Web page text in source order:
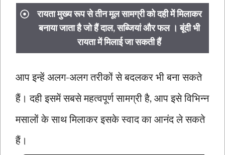
रायता मुख्य रूप से तीन मूल सामग्री को दही में मिलाकर
बनाया जाता है जो हैं दाल, सब्जियां और फल । बूंदी भी
रायता में मिलाई जा सकती हैं
आप इन्हें अलग-अलग तरीकों से बदलकर भी बना सकते
हैं। दही इसमें सबसे महत्वपूर्ण सामग्री है, आप इसे विभिन्न
मसालों के साथ मिलाकर इसके स्वाद का आनंद ले सकते
हैं।